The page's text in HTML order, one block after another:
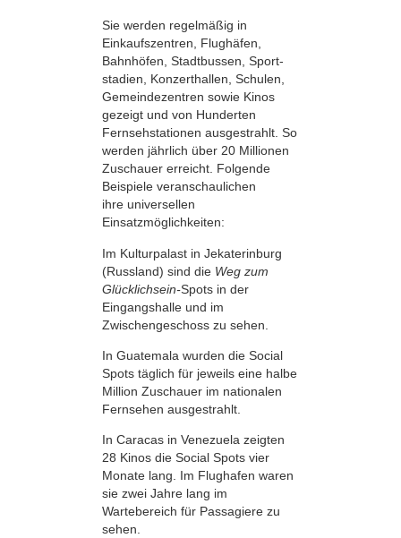
Sie werden regelmäßig in
Einkaufszentren, Flughäfen,
Bahnhöfen, Stadtbussen, Sport­
stadien, Konzerthallen, Schulen,
Gemeindezentren sowie Kinos
gezeigt und von Hunderten
Fernsehstationen ausgestrahlt. So
werden jährlich über 20 Millionen
Zuschauer erreicht. Folgende
Beispiele veranschaulichen
ihre universellen
Einsatzmöglichkeiten:
Im Kulturpalast in Jekaterinburg
(Russland) sind die Weg zum
Glücklichsein-Spots in der
Eingangshalle und im
Zwischengeschoss zu sehen.
In Guatemala wurden die Social
Spots täglich für jeweils eine halbe
Million Zuschauer im nationalen
Fernsehen ausgestrahlt.
In Caracas in Venezuela zeigten
28 Kinos die Social Spots vier
Monate lang. Im Flughafen waren
sie zwei Jahre lang im
Wartebereich für Passagiere zu
sehen.